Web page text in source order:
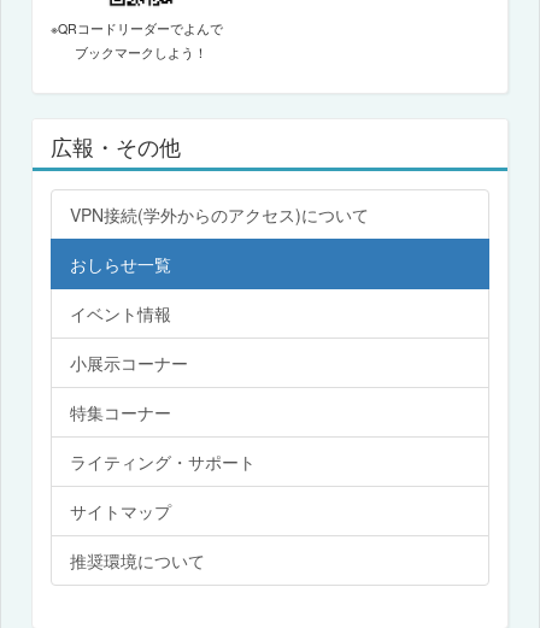
※QRコードリーダーでよんで
ブックマークしよう！
広報・その他
VPN接続(学外からのアクセス)について
おしらせ一覧
イベント情報
小展示コーナー
特集コーナー
ライティング・サポート
サイトマップ
推奨環境について